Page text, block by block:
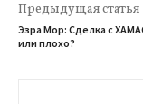
Предыдущая статья
Эзра Мор: Сделка с
или плохо?